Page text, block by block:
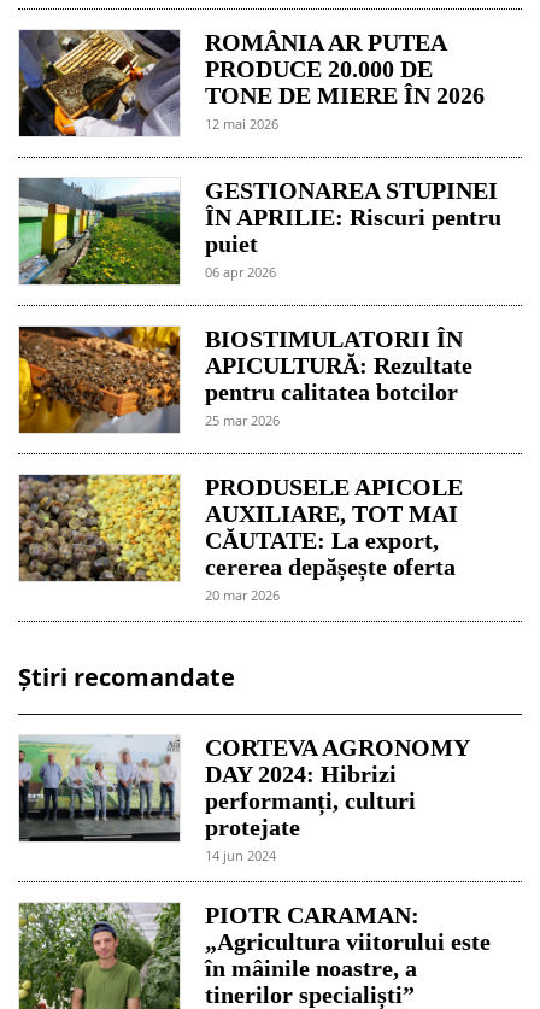
ROMÂNIA AR PUTEA
PRODUCE 20.000 DE
TONE DE MIERE ÎN 2026
12 mai 2026
GESTIONAREA STUPINEI
ÎN APRILIE: Riscuri pentru
puiet
06 apr 2026
BIOSTIMULATORII ÎN
APICULTURĂ: Rezultate
pentru calitatea botcilor
25 mar 2026
PRODUSELE APICOLE
AUXILIARE, TOT MAI
CĂUTATE: La export,
cererea depășește oferta
20 mar 2026
Știri recomandate
CORTEVA AGRONOMY
DAY 2024: Hibrizi
performanți, culturi
protejate
14 jun 2024
PIOTR CARAMAN:
„Agricultura viitorului este
în mâinile noastre, a
tinerilor specialiști”